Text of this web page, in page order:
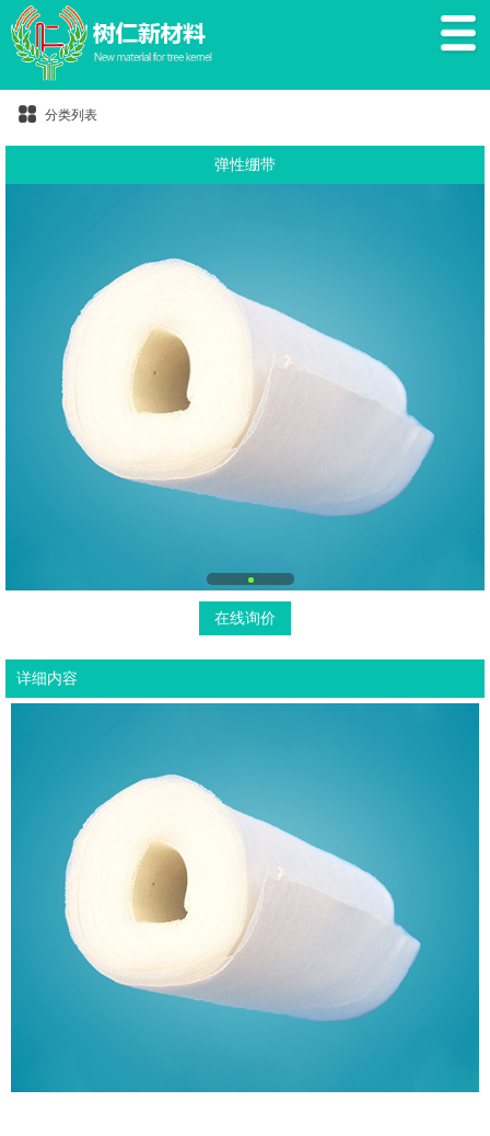
分类列表
弹性绷带
在线询价
详细内容